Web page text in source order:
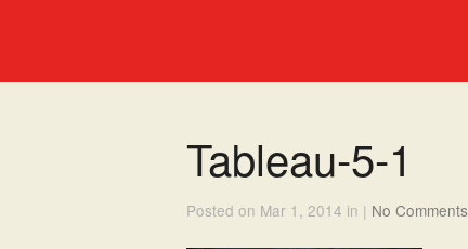
Tableau-5-1
Posted on Mar 1, 2014 in | No Comments